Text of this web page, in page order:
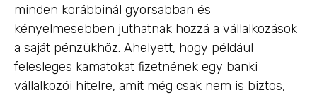
minden korábbinál gyorsabban és
kényelmesebben juthatnak hozzá a vállalkozások
a saját pénzükhöz. Ahelyett, hogy például
felesleges kamatokat fizetnének egy banki
vállalkozói hitelre, amit még csak nem is biztos,